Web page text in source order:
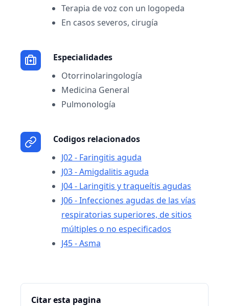
Terapia de voz con un logopeda
En casos severos, cirugía
Especialidades
Otorrinolaringología
Medicina General
Pulmonología
Codigos relacionados
J02 - Faringitis aguda
J03 - Amigdalitis aguda
J04 - Laringitis y traqueítis agudas
J06 - Infecciones agudas de las vías
respiratorias superiores, de sitios
múltiples o no especificados
J45 - Asma
Citar esta pagina